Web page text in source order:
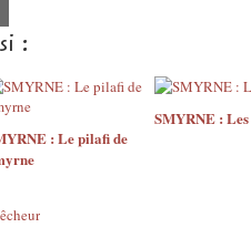
:
: Le pilafi de
SMYRNE :